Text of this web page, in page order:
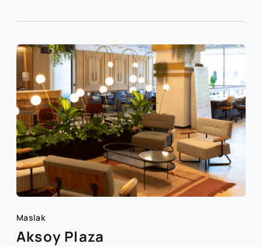
Maslak
Aksoy Plaza